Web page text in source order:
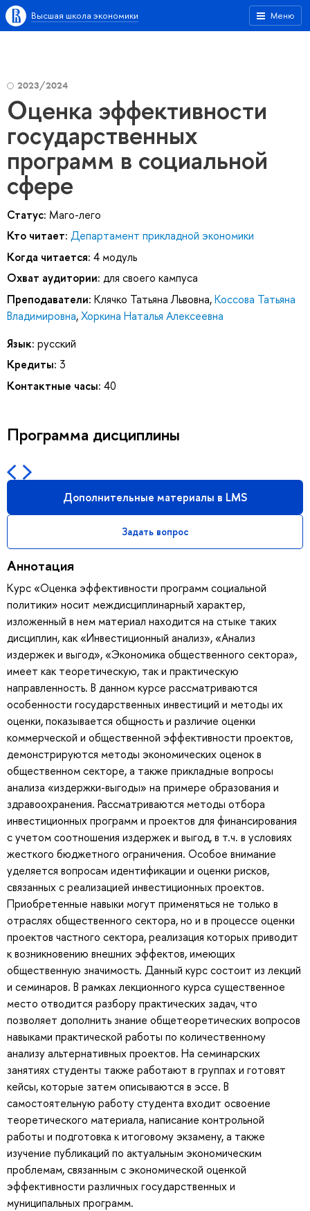
Меню
Высшая школа экономики
2023/2024
Оценка эффективности
государственных
программ в социальной
сфере
Статус: Маго-лего
Кто читает: Департамент прикладной экономики
Когда читается: 4 модуль
Охват аудитории: для своего кампуса
Преподаватели: Клячко Татьяна Львовна,Коссова Татьяна
Владимировна,Хоркина Наталья Алексеевна
Язык: русский
Кредиты: 3
Контактные часы: 40
Программа дисциплины
Дополнительные материалы в LMS
Задать вопрос
Аннотация
Курс «Оценка эффективности программ социальной
политики» носит междисциплинарный характер,
изложенный в нем материал находится на стыке таких
дисциплин, как «Инвестиционный анализ», «Анализ
издержек и выгод», «Экономика общественного сектора»,
имеет как теоретическую, так и практическую
направленность. В данном курсе рассматриваются
особенности государственных инвестиций и методы их
оценки, показывается общность и различие оценки
коммерческой и общественной эффективности проектов,
демонстрируются методы экономических оценок в
общественном секторе, а также прикладные вопросы
анализа «издержки-выгоды» на примере образования и
здравоохранения. Рассматриваются методы отбора
инвестиционных программ и проектов для финансирования
с учетом соотношения издержек и выгод, в т.ч. в условиях
жесткого бюджетного ограничения. Особое внимание
уделяется вопросам идентификации и оценки рисков,
связанных с реализацией инвестиционных проектов.
Приобретенные навыки могут применяться не только в
отраслях общественного сектора, но и в процессе оценки
проектов частного сектора, реализация которых приводит
к возникновению внешних эффектов, имеющих
общественную значимость. Данный курс состоит из лекций
и семинаров. В рамках лекционного курса существенное
место отводится разбору практических задач, что
позволяет дополнить знание общетеоретических вопросов
навыками практической работы по количественному
анализу альтернативных проектов. На семинарских
занятиях студенты также работают в группах и готовят
кейсы, которые затем описываются в эссе. В
самостоятельную работу студента входит освоение
теоретического материала, написание контрольной
работы и подготовка к итоговому экзамену, а также
изучение публикаций по актуальным экономическим
проблемам, связанным с экономической оценкой
эффективности различных государственных и
муниципальных программ.